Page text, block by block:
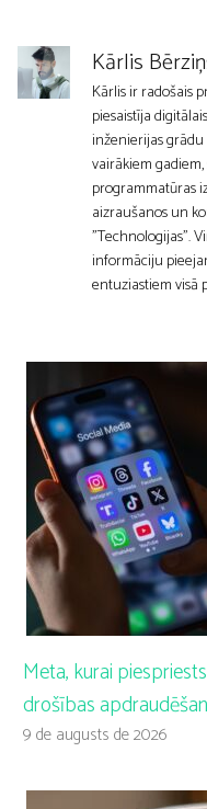
Kārlis
Kārlis ir radošais
piesaistīja
inženierijas grādu
vairākiem
programmatūras
aizraušanos un
"Technologijas".
informāciju
entuziastiem visā
Meta, kurai
drošības
9 de augusts de 2026